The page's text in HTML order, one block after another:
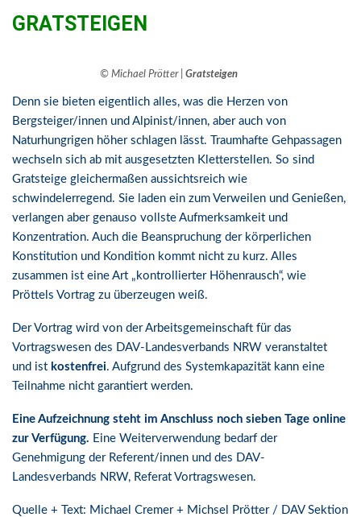
GRATSTEIGEN
© Michael Prötter | Gratsteigen
Denn sie bieten eigentlich alles, was die Herzen von
Bergsteiger/innen und Alpinist/innen, aber auch von
Naturhungrigen höher schlagen lässt. Traumhafte Gehpassagen
wechseln sich ab mit ausgesetzten Kletterstellen. So sind
Gratsteige gleichermaßen aussichtsreich wie
schwindelerregend. Sie laden ein zum Verweilen und Genießen,
verlangen aber genauso vollste Aufmerksamkeit und
Konzentration. Auch die Beanspruchung der körperlichen
Konstitution und Kondition kommt nicht zu kurz. Alles
zusammen ist eine Art „kontrollierter Höhenrausch“, wie
Pröttels Vortrag zu überzeugen weiß.
Der Vortrag wird von der Arbeitsgemeinschaft für das
Vortragswesen des DAV-Landesverbands NRW veranstaltet
und ist kostenfrei. Aufgrund des Systemkapazität kann eine
Teilnahme nicht garantiert werden.
Eine Aufzeichnung steht im Anschluss noch sieben Tage online
zur Verfügung. Eine Weiterverwendung bedarf der
Genehmigung der Referent/innen und des DAV-
Landesverbands NRW, Referat Vortragswesen.
Quelle + Text: Michael Cremer + Michsel Prötter / DAV Sektion